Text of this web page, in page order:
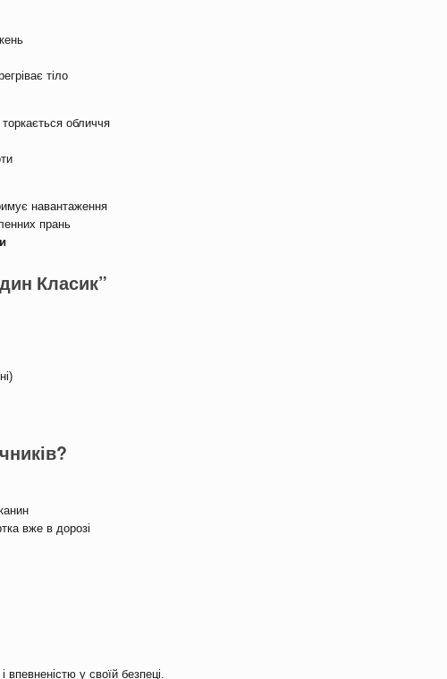
тіло
обличчя
навантаження
прань
Класик”
вже в дорозі
у своїй безпеці.